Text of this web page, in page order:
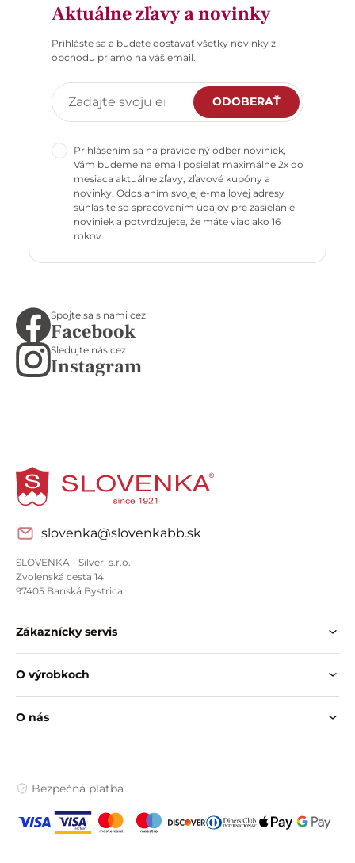
Aktuálne zľavy a novinky
Prihláste sa a budete dostávať všetky novinky z
obchodu priamo na váš email.
ODOBERAŤ
Prihlásením sa na pravidelný odber noviniek,
Vám budeme na email posielať maximálne 2x do
mesiaca aktuálne zľavy, zľavové kupóny a
novinky. Odoslaním svojej e-mailovej adresy
súhlasíte so spracovaním údajov pre zasielanie
noviniek a potvrdzujete, že máte viac ako 16
rokov.
Spojte sa s nami cez
Facebook
Sledujte nás cez
Instagram
slovenka@slovenkabb.sk
SLOVENKA - Silver, s.r.o.
Zvolenská cesta 14
97405 Banská Bystrica
Zákaznícky servis
O výrobkoch
O nás
Bezpečná platba